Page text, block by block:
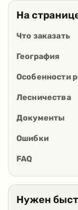
На
Что заказать
География
Особенности
Лесничества
Документы
Ошибки
FAQ
Нужен